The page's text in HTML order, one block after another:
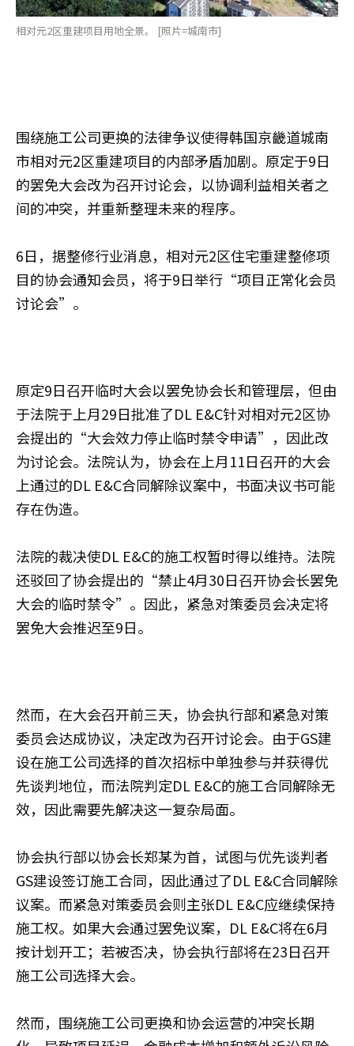
相对元2区重建项目用地全景。 [照片=城南市]
围绕施工公司更换的法律争议使得韩国京畿道城南
市相对元2区重建项目的内部矛盾加剧。原定于9日
的罢免大会改为召开讨论会，以协调利益相关者之
间的冲突，并重新整理未来的程序。
6日，据整修行业消息，相对元2区住宅重建整修项
目的协会通知会员，将于9日举行“项目正常化会员
讨论会”。
原定9日召开临时大会以罢免协会长和管理层，但由
于法院于上月29日批准了DL E&C针对相对元2区协
会提出的“大会效力停止临时禁令申请”，因此改
为讨论会。法院认为，协会在上月11日召开的大会
上通过的DL E&C合同解除议案中，书面决议书可能
存在伪造。
法院的裁决使DL E&C的施工权暂时得以维持。法院
还驳回了协会提出的“禁止4月30日召开协会长罢免
大会的临时禁令”。因此，紧急对策委员会决定将
罢免大会推迟至9日。
然而，在大会召开前三天，协会执行部和紧急对策
委员会达成协议，决定改为召开讨论会。由于GS建
设在施工公司选择的首次招标中单独参与并获得优
先谈判地位，而法院判定DL E&C的施工合同解除无
效，因此需要先解决这一复杂局面。
协会执行部以协会长郑某为首，试图与优先谈判者
GS建设签订施工合同，因此通过了DL E&C合同解除
议案。而紧急对策委员会则主张DL E&C应继续保持
施工权。如果大会通过罢免议案，DL E&C将在6月
按计划开工；若被否决，协会执行部将在23日召开
施工公司选择大会。
然而，围绕施工公司更换和协会运营的冲突长期